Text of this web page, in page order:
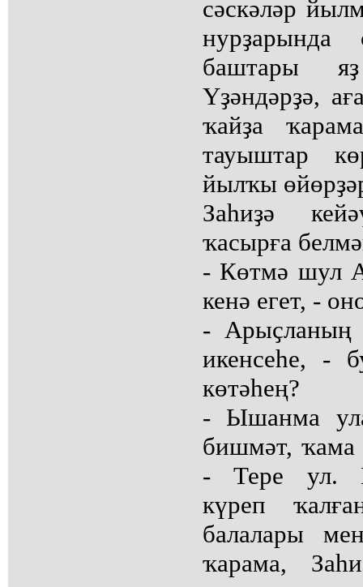
сәскәләр
нурҙарында
баштары
Үҙәндәрҙә,
ҡайҙа
тауыштар
йылҡы
Заһиҙә
ҡасырға
- Көтмә шул
кенә егет, -
-
икенсеһе, -
көтәһең?
- Ышанма
бишмәт, ҡама
- Тере ул.
күреп
балалары
ҡарама,